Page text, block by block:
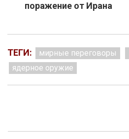
поражение от Ирана
ТЕГИ: мирные переговоры
ядерное оружие